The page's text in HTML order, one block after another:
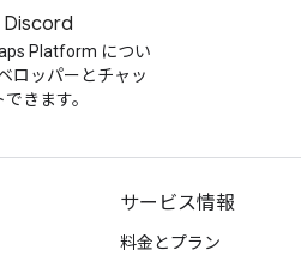
Discord
Platform につい
ロッパーとチャッ
できます。
サービス情報
料金とプラン